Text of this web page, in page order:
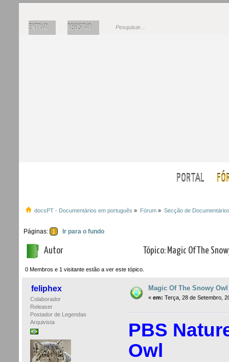
ENTRAR REGISTAR
PORTAL
docsPT - Documentários em português » Fórum » Secção de
Páginas: 1 Ir para o fundo
Autor Tópico: Magic Of The
0 Membros e 1 visitante estão a ver este tópico.
feliphex
Colaborador
Releaser
Postador de Legendas
Arquivista
Magic Of The Snowy Owl
« em: Terça, 28 de Setembro,
PBS
Owl